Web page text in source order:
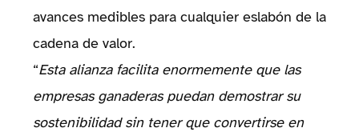
avances medibles para cualquier eslabón de la
cadena de valor.
“Esta alianza facilita enormemente que las
empresas ganaderas puedan demostrar su
sostenibilidad sin tener que convertirse en